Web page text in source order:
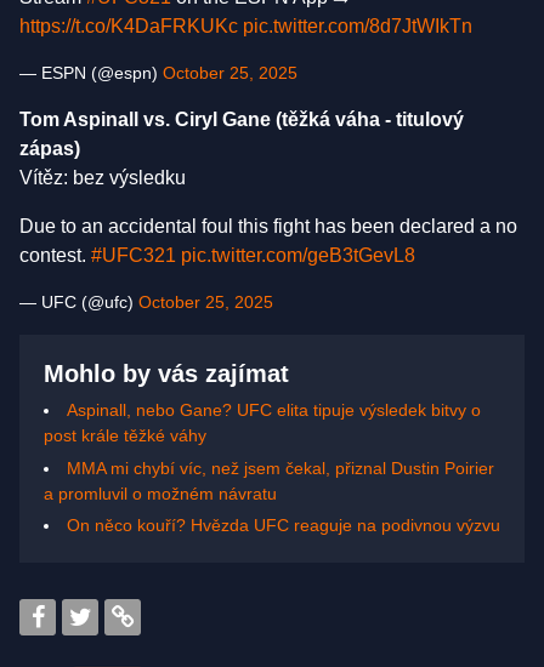
https://t.co/K4DaFRKUKc pic.twitter.com/8d7JtWIkTn
— ESPN (@espn) October 25, 2025
Tom Aspinall vs. Ciryl Gane (těžká váha - titulový
zápas)
Vítěz: bez výsledku
Due to an accidental foul this fight has been declared a no
contest. #UFC321 pic.twitter.com/geB3tGevL8
— UFC (@ufc) October 25, 2025
Mohlo by vás zajímat
Aspinall, nebo Gane? UFC elita tipuje výsledek bitvy o
post krále těžké váhy
MMA mi chybí víc, než jsem čekal, přiznal Dustin Poirier
a promluvil o možném návratu
On něco kouří? Hvězda UFC reaguje na podivnou výzvu